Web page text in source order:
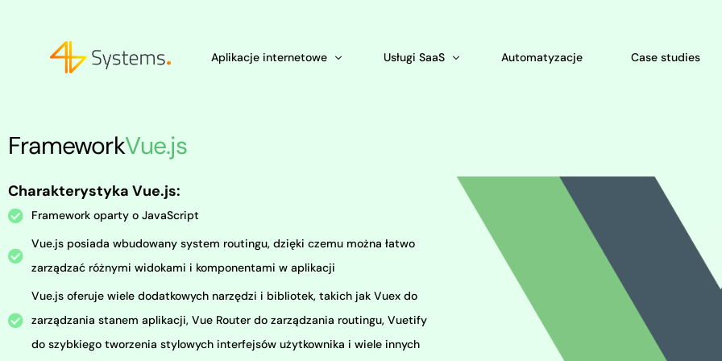
Aplikacje internetowe
Tworzenie aplikacji w Python – Python Web Development
System ogłoszeń online
Elektroniczne wnioski urlopowe – Aplikacja
System obsługi kibiców dla klubów
Usługi SaaS
Bookable – System rezerwacyjny dla hoteli
Foodeliver – System zamówień online
MLMseed – System sprzedaży bezpośredniej
LegallyCRM – System dla prawników
SolarCRM – System dla fotowoltaiki
Automatyzacje Case studies
FrameworkVue.js
Charakterystyka Vue.js:
Framework oparty o JavaScript
Vue.js posiada wbudowany system routingu, dzięki czemu można łatwo
zarządzać różnymi widokami i komponentami w aplikacji
Vue.js oferuje wiele dodatkowych narzędzi i bibliotek, takich jak Vuex do
zarządzania stanem aplikacji, Vue Router do zarządzania routingu, Vuetify
do szybkiego tworzenia stylowych interfejsów użytkownika i wiele innych